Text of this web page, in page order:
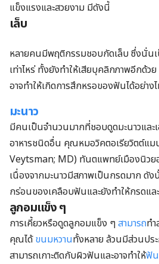
แข็งแรงและสวยงาม มีดังนี้
เล็บ
หลายคนมีพฤติกรรมชอบกัดเล็บ ซึ่งนั่น
เท่าไหร่ ทั้งยังทำให้เสียบุคลิกภาพอีกด้
อาจทำให้เกิดการสึกหรอของฟันได้อย่าง
มะนาว
มีคนเป็นจำนวนมากที่ชอบดูดมะนาวและเ
อาหารชนิดอื่น คุณหมอวิคตอเรียวิตต์แ
Veytsman; MD) ทันตแพทย์เมืองนิวยอ
เนื่องจากมะนาวมีสภาพเป็นกรดมาก ดั
กร่อนของเคลือบฟันและยังทำให้กรดแล
ลูกอมแข็ง ๆ
การเคี้ยวหรือดูดลูกอมแข็ง ๆสามารถท
คุณได้ขนมหวานทั้งหลาย ล้วนมีส่วนปร
สามารถเกาะติดกับผิวฟันและอาจทำให้ฟั